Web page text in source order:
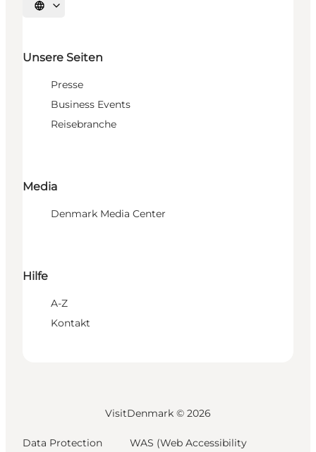
Sprache auswählen
Unsere Seiten
Presse
Business Events
Reisebranche
Media
Denmark Media Center
Hilfe
A-Z
Kontakt
VisitDenmark © 2026
Data Protection
WAS (Web Accessibility